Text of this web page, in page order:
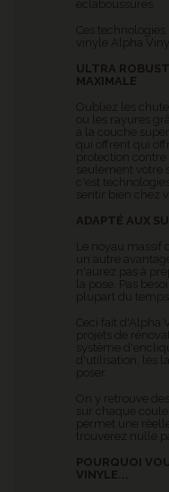
Ces
vinyle Alpha
ULTRA
MAXIMALE
Oubliez les
ou les rayures
à la couche
qui offrent qui
protection
seulement votre
c'est
sentir bien chez
ADAPTÉ AUX
Le noyau
un autre
n'aurez pas à
plupart du temps.
Ceci fait d'Alpha
projets de
système
d'utilisation, les
On y retrouve
sur chaque
permet une
trouverez nulle
POURQUOI
VINYLE...